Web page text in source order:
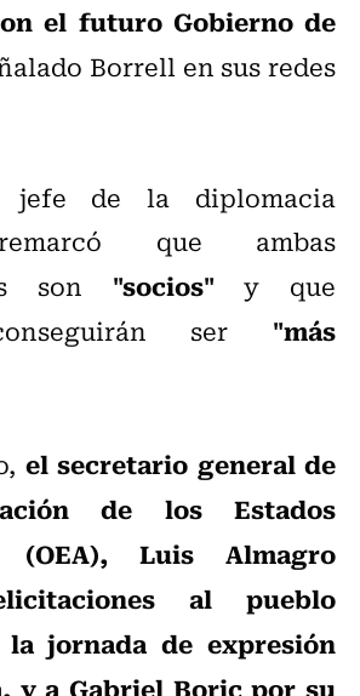
el futuro Gobierno de
Borrell en sus redes
jefe de la diplomacia
que ambas
son "socios" y que
ser "más
el secretario general de
de los Estados
(OEA), Luis Almagro
al pueblo
jornada de expresión
y a Gabriel Boric por su